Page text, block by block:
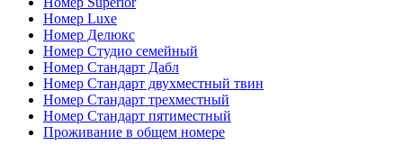
Номер Luxe
Номер Делюкс
Номер Студио семейный
Номер Стандарт Дабл
Номер Стандарт двухместный твин
Номер Стандарт трехместный
Номер Стандарт пятиместный
Проживание в общем номере